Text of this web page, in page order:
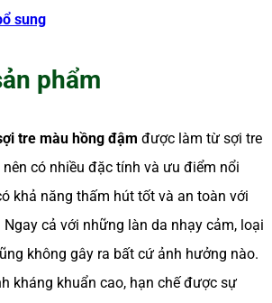
sung
phẩm
tre màu hồng đậm được làm từ sợi tre
có nhiều đặc tính và ưu điểm nổi
khả năng thấm hút tốt và an toàn với
Ngay cả với những làn da nhạy cảm, loại
không gây ra bất cứ ảnh hưởng nào.
kháng khuẩn cao, hạn chế được sự